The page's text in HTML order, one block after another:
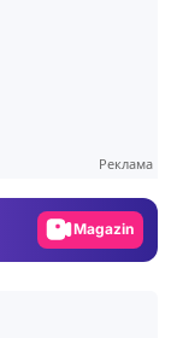
Реклама
Magazin